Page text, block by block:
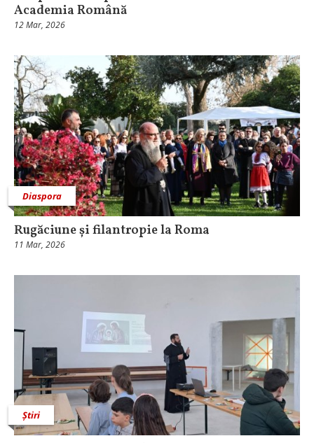
Academia Română
12 Mar, 2026
Diaspora
Rugăciune și filantropie la Roma
11 Mar, 2026
Știri